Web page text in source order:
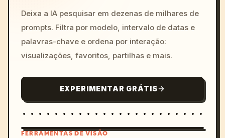
Deixa a IA pesquisar em dezenas de milhares de
prompts. Filtra por modelo, intervalo de datas e
palavras-chave e ordena por interação:
visualizações, favoritos, partilhas e mais.
EXPERIMENTAR GRÁTIS
FERRAMENTAS DE VISÃO